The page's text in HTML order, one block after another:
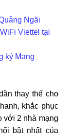
Ngãi
Viettel tại
ký Mạng
thay thế cho
khắc phục
với 2 nhà mạng
bật nhất của